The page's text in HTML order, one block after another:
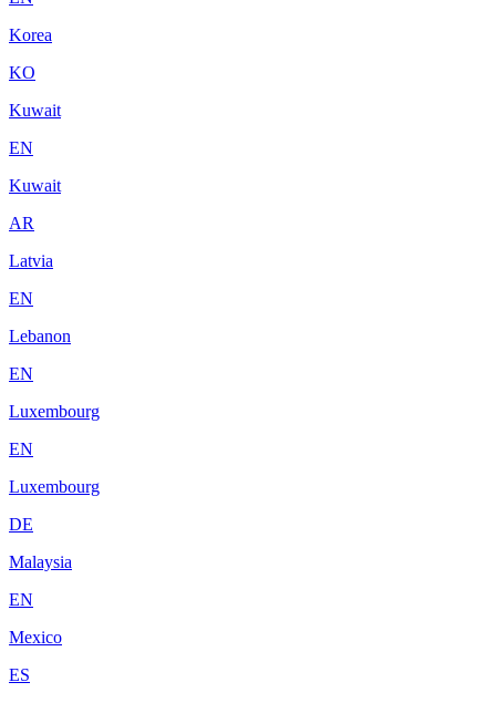
Korea
KO
Kuwait
EN
Kuwait
AR
Latvia
EN
Lebanon
EN
Luxembourg
EN
Luxembourg
DE
Malaysia
EN
Mexico
ES